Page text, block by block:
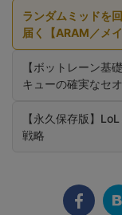
ランダムミッドを
届く【ARAM／メ
【ボットレーン基
キューの確実なセ
【永久保存版】
戦略